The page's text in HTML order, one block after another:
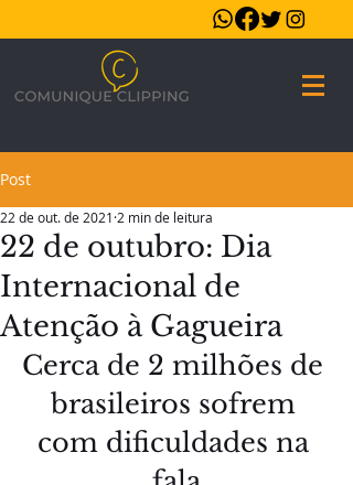
Post
22 de outubro: Dia
Internacional de
Atenção à Gagueira
22 de out. de 2021 2 min de leitura
Cerca de 2 milhões de
brasileiros sofrem
com dificuldades na